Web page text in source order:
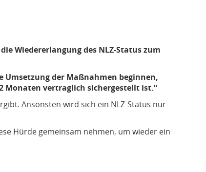
Wiedererlangung des NLZ-Status zum
der Maßnahmen beginnen,
Monaten vertraglich sichergestellt ist.“
Ansonsten wird sich ein NLZ-Status nur
Hürde gemeinsam nehmen, um wieder ein